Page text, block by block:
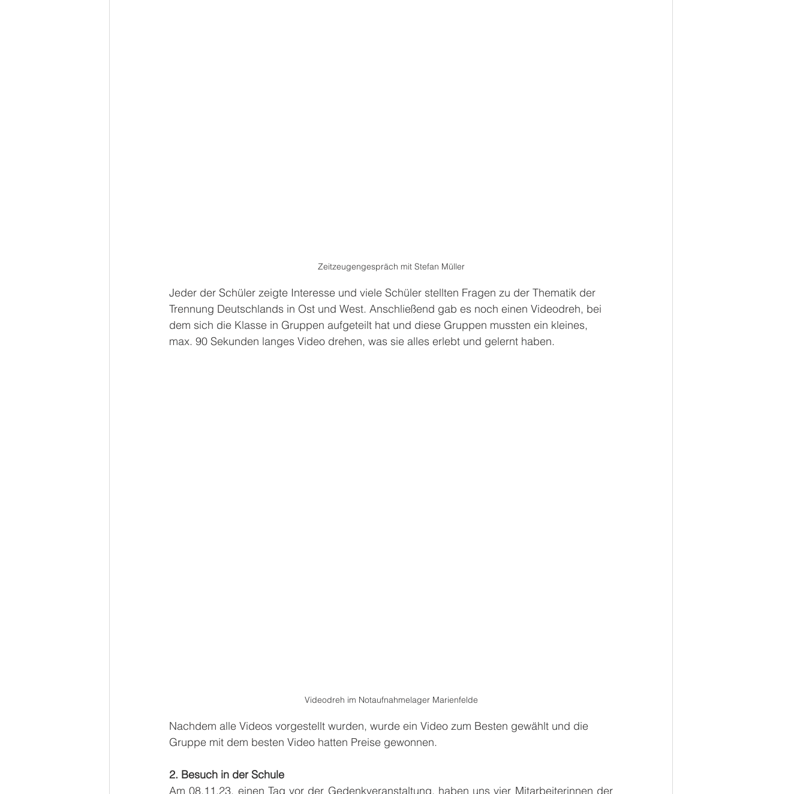
Zeitzeugengespräch mit Stefan Müller
Jeder der Schüler zeigte Interesse und viele Schüler stellten Fragen zu der Thematik der
Trennung Deutschlands in Ost und West. Anschließend gab es noch einen Videodreh, bei
dem sich die Klasse in Gruppen aufgeteilt hat und diese Gruppen mussten ein kleines,
max. 90 Sekunden langes Video drehen, was sie alles erlebt und gelernt haben.
Videodreh im Notaufnahmelager Marienfelde
Nachdem alle Videos vorgestellt wurden, wurde ein Video zum Besten gewählt und die
Gruppe mit dem besten Video hatten Preise gewonnen.
2. Besuch in der Schule
Am 08.11.23, einen Tag vor der Gedenkveranstaltung, haben uns vier Mitarbeiterinnen der